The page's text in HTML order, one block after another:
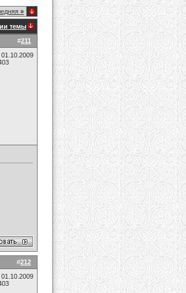
»
темы
#211
01.10.2009
#212
01.10.2009